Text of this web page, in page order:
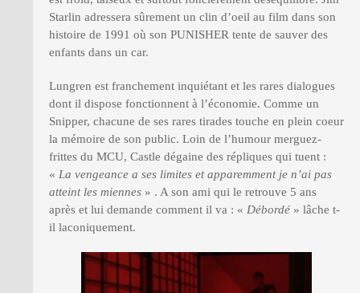
Starlin adressera sûrement un clin d’oeil au film dans son
histoire de 1991 où son PUNISHER tente de sauver des
enfants dans un car.
Lungren est franchement inquiétant et les rares dialogues
dont il dispose fonctionnent à l’économie. Comme un
Snipper, chacune de ses rares tirades touche en plein coeur
la mémoire de son public. Loin de l’humour merguez-
frittes du MCU, Castle dégaine des répliques qui tuent :
« La vengeance a ses limites et apparemment je n’ai pas
atteint les miennes » . A son ami qui le retrouve 5 ans
après et lui demande comment il va : « Débordé » lâche t-
il laconiquement.